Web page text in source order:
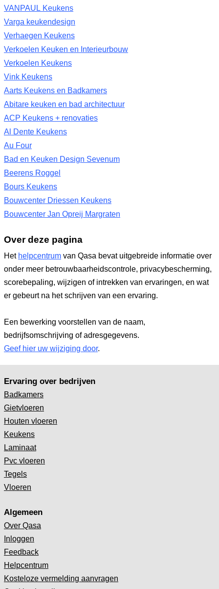
VANPAUL Keukens
Varga keukendesign
Verhaegen Keukens
Verkoelen Keuken en Interieurbouw
Verkoelen Keukens
Vink Keukens
Aarts Keukens en Badkamers
Abitare keuken en bad architectuur
ACP Keukens + renovaties
Al Dente Keukens
Au Four
Bad en Keuken Design Sevenum
Beerens Roggel
Bours Keukens
Bouwcenter Driessen Keukens
Bouwcenter Jan Opreij Margraten
Over deze pagina
Het helpcentrum van Qasa bevat uitgebreide informatie over
onder meer betrouwbaarheidscontrole, privacybescherming,
scorebepaling, wijzigen of intrekken van ervaringen, en wat
er gebeurt na het schrijven van een ervaring.
Een bewerking voorstellen van de naam,
bedrijfsomschrijving of adresgegevens.
Geef hier uw wijziging door.
Ervaring over bedrijven
Badkamers
Gietvloeren
Houten vloeren
Keukens
Laminaat
Pvc vloeren
Tegels
Vloeren
Algemeen
Over Qasa
Inloggen
Feedback
Helpcentrum
Kosteloze vermelding aanvragen